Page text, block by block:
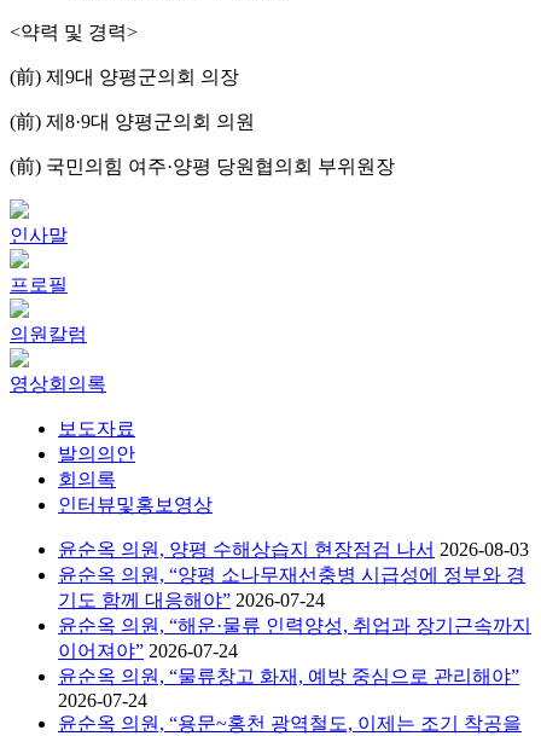
<약력 및 경력>
(前) 제9대 양평군의회 의장
(前) 제8·9대 양평군의회 의원
(前) 국민의힘 여주·양평 당원협의회 부위원장
인사말
프로필
의원칼럼
영상회의록
보도자료
발의의안
회의록
인터뷰및홍보영상
윤순옥 의원, 양평 수해상습지 현장점검 나서 2026-08-03
윤순옥 의원, “양평 소나무재선충병 시급성에 정부와 경
기도 함께 대응해야” 2026-07-24
윤순옥 의원, “해운·물류 인력양성, 취업과 장기근속까지
이어져야” 2026-07-24
윤순옥 의원, “물류창고 화재, 예방 중심으로 관리해야”
2026-07-24
윤순옥 의원, “용문~홍천 광역철도, 이제는 조기 착공을